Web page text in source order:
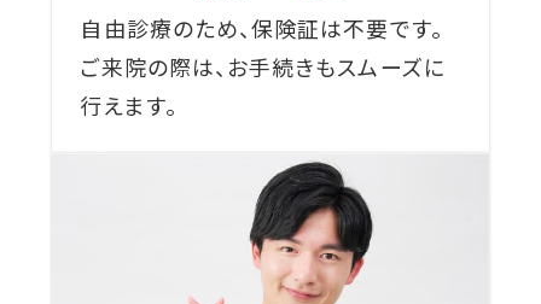
自由診療のため、保険証は不要です。
ご来院の際は、お手続きもスムーズに
行えます。